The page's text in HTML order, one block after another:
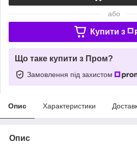
або
Купити з
Що таке купити з Пром?
Замовлення під захистом
Опис Характеристики
Опис